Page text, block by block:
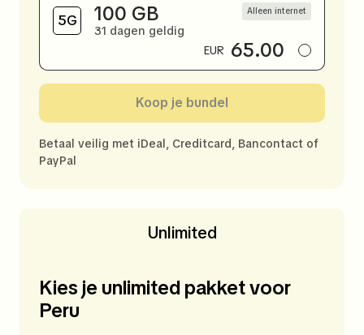
100 GB
31 dagen geldig
Alleen internet
EUR 65.00
Koop je bundel
Betaal veilig met iDeal, Creditcard, Bancontact of
PayPal
Unlimited
Kies je unlimited pakket voor
Peru